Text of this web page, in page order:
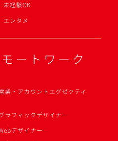
未経験OK
エンタメ
ートワーク
・アカウントエグゼクティ
ラフィックデザイナー
デザイナー